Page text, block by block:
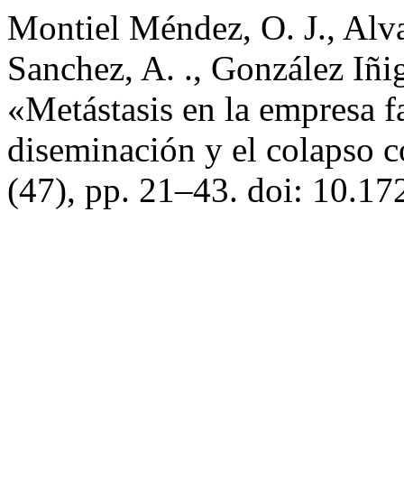
Montiel Méndez, O. J.,
Sanchez, A. ., González
«Metástasis en la empresa
diseminación y el colapso
(47), pp. 21–43. doi: